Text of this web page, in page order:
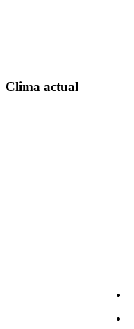
Clima actual